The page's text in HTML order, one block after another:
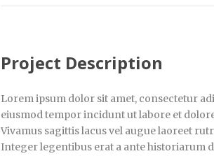
Project Description
Lorem ipsum dolor sit amet, consectetur
eiusmod tempor incidunt ut labore et
Vivamus sagittis lacus vel augue laoreet
Integer legentibus erat a ante historiarum